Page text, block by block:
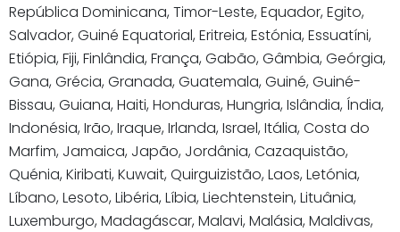
República Dominicana, Timor-Leste, Equador, Egito,
Salvador, Guiné Equatorial, Eritreia, Estónia, Essuatíni,
Etiópia, Fiji, Finlândia, França, Gabão, Gâmbia, Geórgia,
Gana, Grécia, Granada, Guatemala, Guiné, Guiné-
Bissau, Guiana, Haiti, Honduras, Hungria, Islândia, Índia,
Indonésia, Irão, Iraque, Irlanda, Israel, Itália, Costa do
Marfim, Jamaica, Japão, Jordânia, Cazaquistão,
Quénia, Kiribati, Kuwait, Quirguizistão, Laos, Letónia,
Líbano, Lesoto, Libéria, Líbia, Liechtenstein, Lituânia,
Luxemburgo, Madagáscar, Malavi, Malásia, Maldivas,